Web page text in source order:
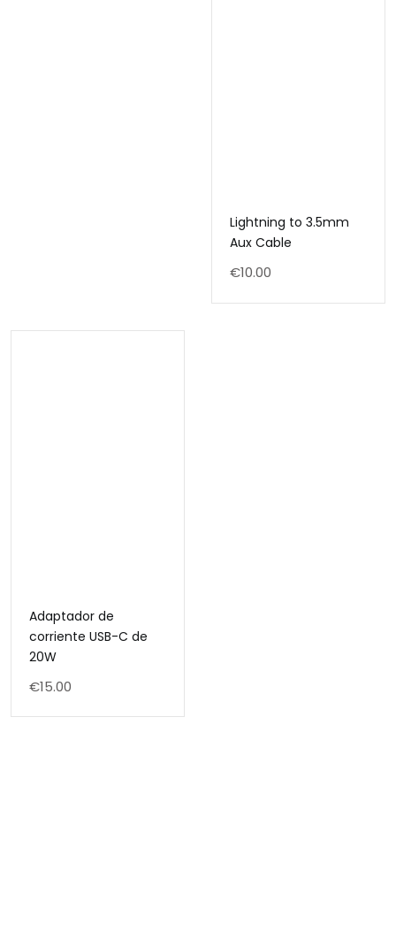
Lightning to 3.5mm
Aux Cable
€10.00
Adaptador de
corriente USB-C de
20W
€15.00